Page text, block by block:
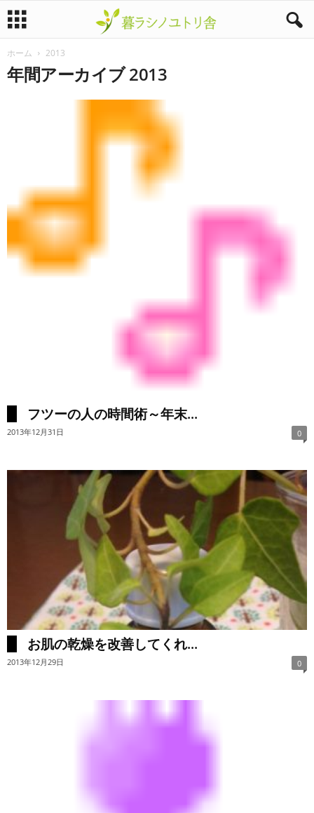
暮
ト
リ
ホーム 2013
年間アーカイブ 2013
フツーの人の時間術～年末...
2013年12月31日 0
お肌の乾燥を改善してくれ...
2013年12月29日 0